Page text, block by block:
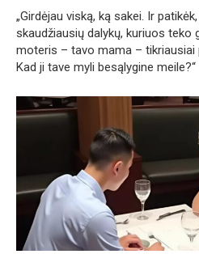
„Girdėjau viską, ką sakei. Ir
skaudžiausių dalykų, kuriuos teko
moteris – tavo mama – tikriausiai
Kad ji tave myli besąlygine meile?“